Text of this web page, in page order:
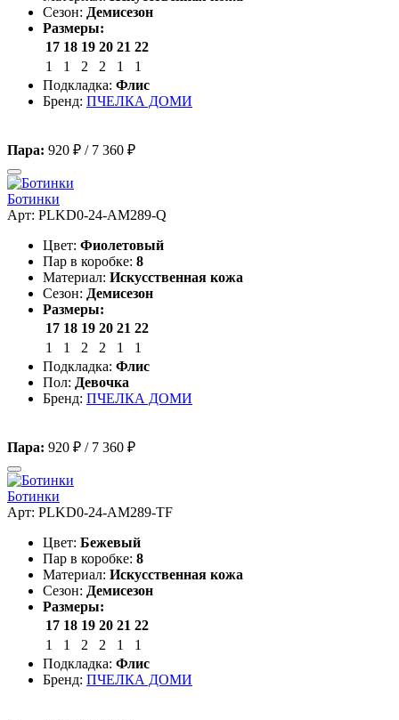
Сезон: Демисезон
Размеры:
17 18 19 20 21 22
1
1 2 2 1
1
Подкладка: Флис
Бренд: ПЧЕЛКА ДОМИ
Пара: 920 ₽ / 7 360 ₽
Ботинки
Арт: PLKD0-24-AM289-Q
Цвет: Фиолетовый
Пар в коробке: 8
Материал: Искусственная кожа
Сезон: Демисезон
Размеры:
17 18 19 20 21 22
1
1 2 2 1
1
Подкладка: Флис
Пол: Девочка
Бренд: ПЧЕЛКА ДОМИ
Пара: 920 ₽ / 7 360 ₽
Ботинки
Арт: PLKD0-24-AM289-TF
Цвет: Бежевый
Пар в коробке: 8
Материал: Искусственная кожа
Сезон: Демисезон
Размеры:
17 18 19 20 21 22
1
1 2 2 1
1
Подкладка: Флис
Бренд: ПЧЕЛКА ДОМИ